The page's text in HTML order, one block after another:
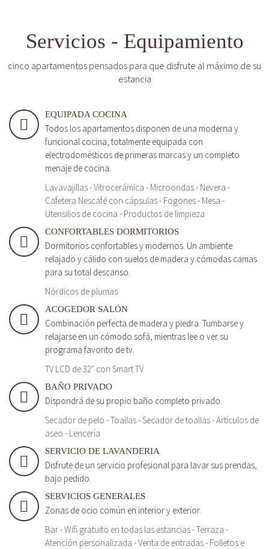
Servicios - Equipamiento
cinco apartamentos pensados para que disfrute al máximo de su
estancia
EQUIPADA COCINA
Todos los apartamentos disponen de una moderna y
funcional cocina, totalmente equipada con
electrodomésticos de primeras marcas y un completo
menaje de cocina.
Lavavajillas - Vitrocerámica - Microondas - Nevera -
Cafetera Nescafé con cápsulas - Fogones - Mesa -
Utensilios de cocina - Productos de limpieza
CONFORTABLES DORMITORIOS
Dormitorios confortables y modernos. Un ambiente
relajado y cálido con suelos de madera y cómodas camas
para su total descanso.
Nórdicos de plumas
ACOGEDOR SALÓN
Combinación perfecta de madera y piedra. Tumbarse y
relajarse en un cómodo sofá, mientras lee o ver su
programa favorito de tv.
TV LCD de 32" con Smart TV.
BAÑO PRIVADO
Dispondrá de su propio baño completo privado.
Secador de pelo - Toallas - Secador de toallas - Artículos de
aseo - Lencería
SERVICIO DE LAVANDERIA
Disfrute de un servicio profesional para lavar sus prendas,
bajo pedido.
SERVICIOS GENERALES
Zonas de ocio común en interior y exterior.
Bar - Wifi gratuito en todas las estancias - Terraza -
Atención personalizada - Venta de entradas - Folletos e